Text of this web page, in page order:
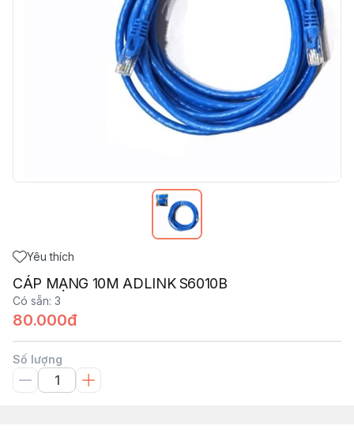
Yêu thích
CÁP MẠNG 10M ADLINK S6010B
Có sẵn: 3
80.000đ
Số lượng